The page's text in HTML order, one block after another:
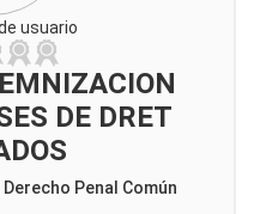
usuario
DE DRET
Penal Común